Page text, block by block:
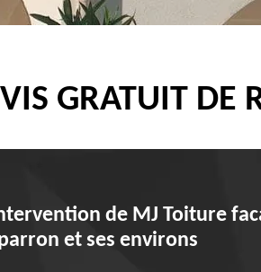
GRATUIT DE
de MJ Toiture
et ses environs